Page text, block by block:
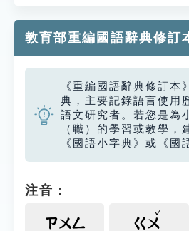
教育部重編國語辭典修訂
《重編國語辭典修訂本
典，主要記錄語言使用
語文研究者。若您是為
（職）的學習或教學，
《國語小字典》或《國
注音：
ㄗㄨㄥ ㄍㄨ